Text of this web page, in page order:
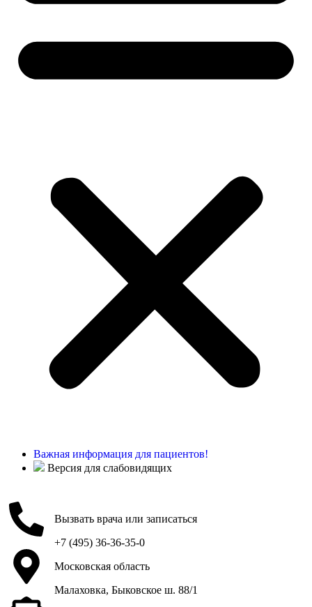
Важная информация для пациентов!
Версия для слабовидящих
Вызвать врача или записаться
+7 (495) 36-36-35-0
Московская область
Малаховка, Быковское ш. 88/1